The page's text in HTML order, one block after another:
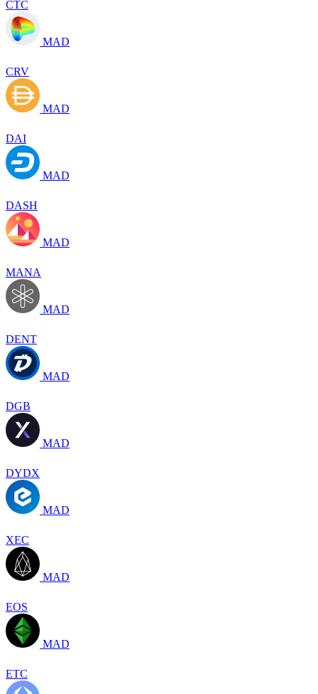
CTC
MAD
CRV
MAD
DAI
MAD
DASH
MAD
MANA
MAD
DENT
MAD
DGB
MAD
DYDX
MAD
XEC
MAD
EOS
MAD
ETC